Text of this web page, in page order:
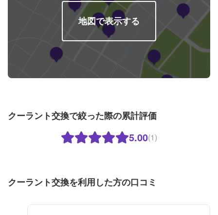
地図で表示する
クーラント交換で絞った際の累計評価
5.00(1)
クーラント交換を利用した方の口コミ